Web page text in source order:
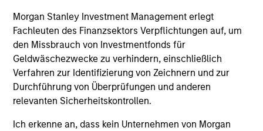
Morgan Stanley Investment Management erlegt
Fachleuten des Finanzsektors Verpflichtungen auf, um
den Missbrauch von Investmentfonds für
Geldwäschezwecke zu verhindern, einschließlich
Verfahren zur Identifizierung von Zeichnern und zur
Durchführung von Überprüfungen und anderen
relevanten Sicherheitskontrollen.
Ich erkenne an, dass kein Unternehmen von Morgan
26-MAR-2026